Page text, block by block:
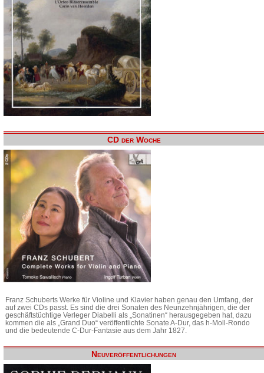
CD der Woche
Franz Schuberts Werke für Violine und Klavier haben genau den Umfang, der
auf zwei CDs passt. Es sind die drei Sonaten des Neunzehnjährigen, die der
geschäftstüchtige Verleger Diabelli als „Sonatinen“ herausgegeben hat, dazu
kommen die als „Grand Duo“ veröffentlichte Sonate A-Dur, das h-Moll-Rondo
und die bedeutende C-Dur-Fantasie aus dem Jahr 1827.
Neuveröffentlichungen